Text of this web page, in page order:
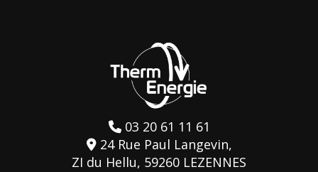
03 20 61 11 61
24 Rue Paul Langevin,
ZI du Hellu, 59260 LEZENNES